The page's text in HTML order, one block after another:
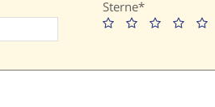
Sterne